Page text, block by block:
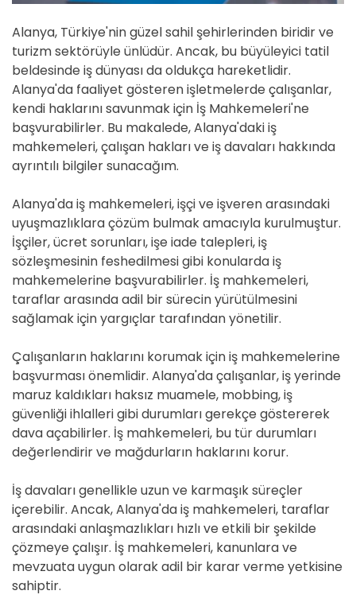
Alanya, Türkiye'nin güzel sahil şehirlerinden biridir ve
turizm sektörüyle ünlüdür. Ancak, bu büyüleyici tatil
beldesinde iş dünyası da oldukça hareketlidir.
Alanya'da faaliyet gösteren işletmelerde çalışanlar,
kendi haklarını savunmak için İş Mahkemeleri'ne
başvurabilirler. Bu makalede, Alanya'daki iş
mahkemeleri, çalışan hakları ve iş davaları hakkında
ayrıntılı bilgiler sunacağım.
Alanya'da iş mahkemeleri, işçi ve işveren arasındaki
uyuşmazlıklara çözüm bulmak amacıyla kurulmuştur.
İşçiler, ücret sorunları, işe iade talepleri, iş
sözleşmesinin feshedilmesi gibi konularda iş
mahkemelerine başvurabilirler. İş mahkemeleri,
taraflar arasında adil bir sürecin yürütülmesini
sağlamak için yargıçlar tarafından yönetilir.
Çalışanların haklarını korumak için iş mahkemelerine
başvurması önemlidir. Alanya'da çalışanlar, iş yerinde
maruz kaldıkları haksız muamele, mobbing, iş
güvenliği ihlalleri gibi durumları gerekçe göstererek
dava açabilirler. İş mahkemeleri, bu tür durumları
değerlendirir ve mağdurların haklarını korur.
İş davaları genellikle uzun ve karmaşık süreçler
içerebilir. Ancak, Alanya'da iş mahkemeleri, taraflar
arasındaki anlaşmazlıkları hızlı ve etkili bir şekilde
çözmeye çalışır. İş mahkemeleri, kanunlara ve
mevzuata uygun olarak adil bir karar verme yetkisine
sahiptir.